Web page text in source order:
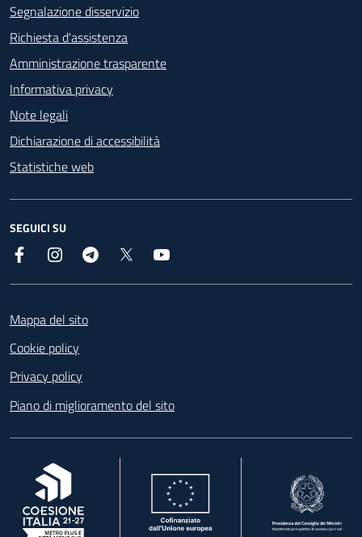
Segnalazione disservizio
Richiesta d'assistenza
Amministrazione trasparente
Informativa privacy
Note legali
Dichiarazione di accessibilità
Statistiche web
SEGUICI SU
Facebook InstagramTelegram
Mappa del sito
Cookie policy
Privacy policy
Piano di miglioramento del sito
, apre in una nuova scheda